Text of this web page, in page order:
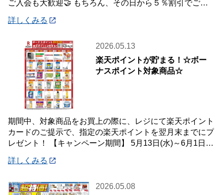
ご入会も大歓迎🤝 もちろん、その日から５％割引でご利
詳しくみる
2026.05.13
楽天ポイントが貯まる！☆ボー
ナスポイント対象商品☆
期間中、対象商品をお買上の際に、レジにて楽天ポイント
カードのご提示で、指定の楽天ポイントを翌月末までにプ
レゼント！ 【キャンペーン期間】 5月13日(水)～6月1日
詳しくみる
2026.05.08